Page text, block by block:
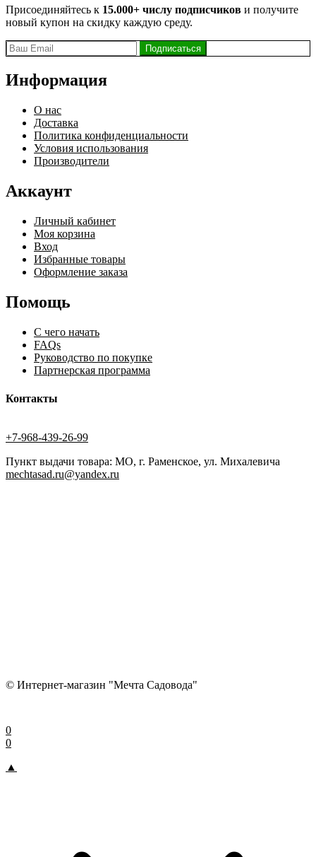
Присоединяйтесь к 15.000+ числу подписчиков и получите
новый купон на скидку каждую среду.
Информация
О нас
Доставка
Политика конфиденциальности
Условия использования
Производители
Аккаунт
Личный кабинет
Моя корзина
Вход
Избранные товары
Оформление заказа
Помощь
С чего начать
FAQs
Руководство по покупке
Партнерская программа
Контакты
+7-968-439-26-99
Пункт выдачи товара: МО, г. Раменское, ул. Михалевича
mechtasad.ru@yandex.ru
© Интернет-магазин "Мечта Садовода"
0
0
▲